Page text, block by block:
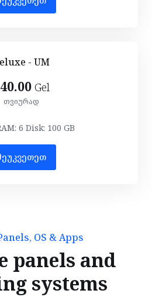
- UM
Gel
თვიურად
6 Disk: 100 GB
OS & Apps
panels and
systems